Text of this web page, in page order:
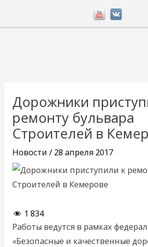
Дорожники
ремонту бульвара
Строителей в
Новости / 28 апреля 2017
1 834
Работы ведутся в рамках
«Безопасные и качественные
записям